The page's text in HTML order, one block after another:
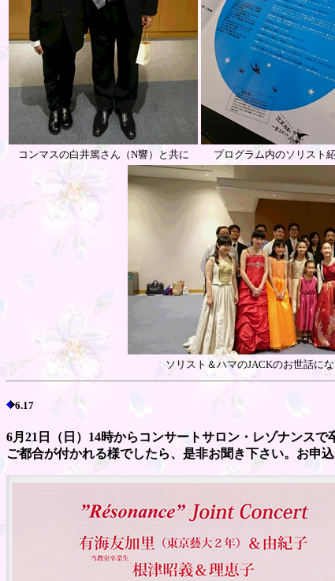
コンマスの白井篤さん（N響）と共に プログラム内のソリスト
ソリスト＆ハマのJACKのお世話に
6.17
6月21日（日）14時からコンサートサロン・レゾナンスで
ご都合が付かれる様でしたら、是非お聞き下さい。お申